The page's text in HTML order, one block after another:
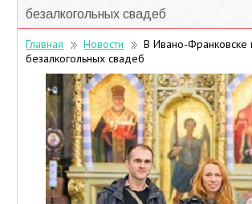
На карте
Акции
Конкурсы
Участники дисконтной программы
безалкогольных свадеб
Главная Новости
В Ивано-Франковске
безалкогольных свадеб